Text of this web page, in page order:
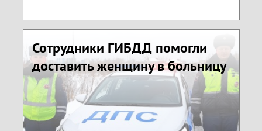
Сотрудники ГИБДД помогли
доставить женщину в больницу